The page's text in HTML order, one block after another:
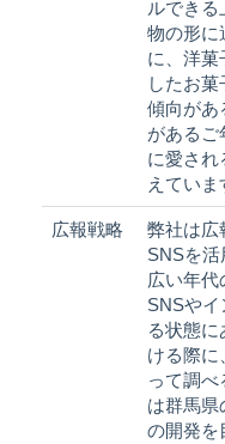
ルできる
物の形に
に、洋菓
したお
傾向があ
があるご
に愛され
えていま
広報戦略
弊社は広
SNSを
広い年代
SNSや
る状態
ける際に
って調
は群馬県
の開発を